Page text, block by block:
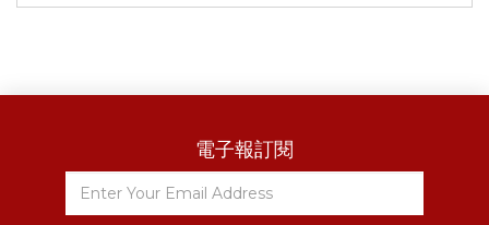
電子報訂閱